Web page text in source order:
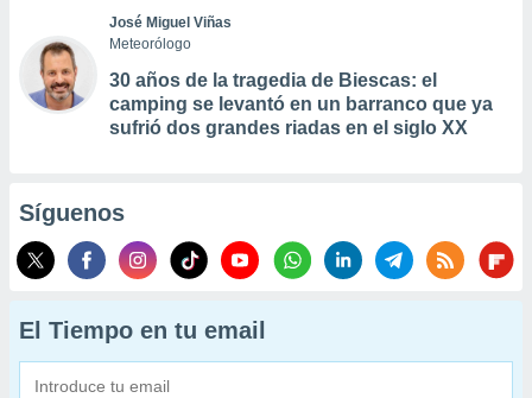
José Miguel Viñas
Meteorólogo
30 años de la tragedia de Biescas: el
camping se levantó en un barranco que ya
sufrió dos grandes riadas en el siglo XX
Síguenos
El Tiempo en tu email